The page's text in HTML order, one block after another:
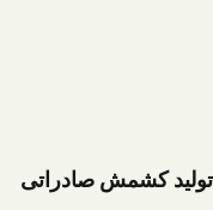
تولید کشمش صادراتی